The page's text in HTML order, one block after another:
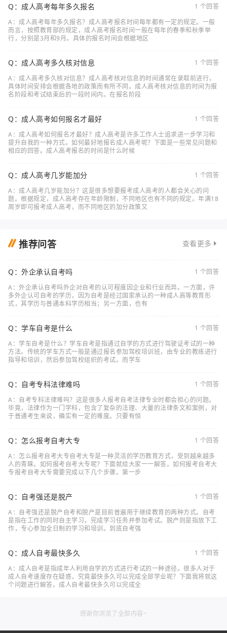
Q：成人高考每年多久报名
1 个回答
A：成人高考每年多久报名？成人高考报名时间每年都有一定的规定。一般
而言，按照教育部的规定，成人高考报名时间一般在每年的春季和秋季举
行，分别是3月和9月。具体的报名时间会根据地区
Q：成人高考多久核对信息
1 个回答
A：成人高考多久核对信息？成人高考核对信息的时间通常在录取前进行，
具体时间安排会根据各地的政策而有所不同。成人高考核对信息的时间为报
名阶段和考试结束后的一段时间内。在报名阶段
Q：成人高考如何报名才最好
1 个回答
A：成人高考如何报名才最好？成人高考是许多工作人士追求进一步学习和
提升自我的一种方式。如何最好地报名成人高考呢？下面是一些常见问题和
相应的回答。成人高考报名的时间是什么时候
Q：成人高考几岁能加分
1 个回答
A：成人高考几岁能加分？这是很多想要报考成人高考的人都会关心的问
题。根据规定，成人高考存在年龄限制，不同地区也有不同的规定。年满18
周岁即可报考成人高考，而不同地区的加分政策又
推荐问答 查看更多
Q：外企承认自考吗
1 个回答
A：外企承认自考吗外企对自考的认可程度因企业和行业而异。一方面，许
多外企认可自考的学历，因为自考是经过国家承认的一种成人高等教育形
式，其学历与普通本科学历相当；另一方面，也有
Q：学车自考是什么
1 个回答
A：学车自考是什么？学车自考是指通过自学的方式进行驾驶证考试的一种
方法。传统的学车方式一般是通过报名参加驾校培训班，由专业的教练进行
指导和培训，然后参加驾校组织的考试。而学车
Q：自考专科法律难吗
1 个回答
A：自考专科法律难吗？这是很多人报考自考法律专业时都会担心的问题。
毕竟，法律作为一门学科，包含了复杂的法理、大量的法律条文和案例，对
于普通考生来说，确实有一定的难度。只要有恒
Q：怎么报考自考大专
1 个回答
A：怎么报考自考大专自考大专是一种灵活的学历教育方式，受到越来越多
人的青睐。如何报考自考大专呢？下面就给大家一一解答。如何报考自考大
专报考自考大专需要完成以下几个步骤。第一步
Q：自考强还是脱产
1 个回答
A：自考强还是脱产自考和脱产是目前普遍用于继续教育的两种方式。自考
是指在工作的同时自主学习，完成学习任务并参加考试。脱产则是指放下工
作，专心参加全日制的学习和培训。到底自考强
Q：成人自考最快多久
1 个回答
A：成人自考是指成年人利用自学的方式进行考试的一种途径。很多人对于
成人自考速度存在疑惑，究竟最快多久可以完成全部学业呢？下面我将就这
个问题进行解答。成人自考最快多久可以完成全
感谢你浏览了全部内容~